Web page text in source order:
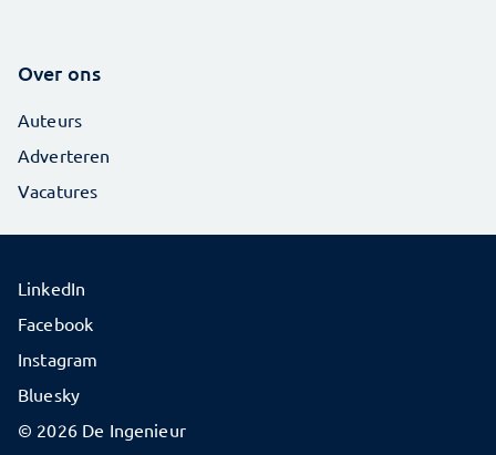
Over ons
Auteurs
Adverteren
Vacatures
© 2026 De Ingenieur
LinkedIn
Facebook
Instagram
Bluesky